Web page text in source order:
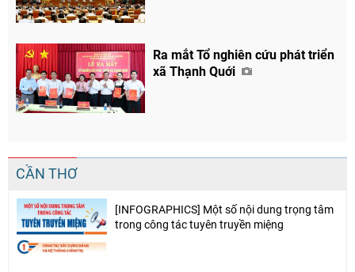
Ra mắt Tổ nghiên cứu phát triển
xã Thạnh Quới
CẦN THƠ
[INFOGRAPHICS] Một số nội dung trọng tâm
trong công tác tuyên truyền miệng